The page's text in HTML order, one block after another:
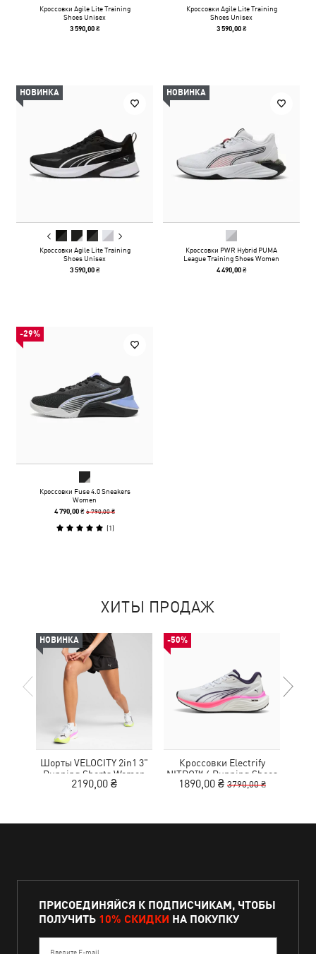
Кроссовки Agile Lite Training
Shoes Unisex
3 590,00 ₴
Кроссовки Agile Lite Training
Shoes Unisex
3 590,00 ₴
НОВИНКА
Кроссовки Agile Lite Training
Shoes Unisex
3 590,00 ₴
НОВИНКА
Кроссовки PWR Hybrid PUMA
League Training Shoes Women
4 490,00 ₴
-29%
Кроссовки Fuse 4.0 Sneakers
Women
4 790,00 ₴6 790,00 ₴
(1)
ХИТЫ ПРОДАЖ
НОВИНКА
Шорты VELOCITY 2in1 3"
Running Shorts Women
2190,00 ₴
-50%
Кроссовки Electrify
NITRO™ 4 Running Shoes
Youth
1890,00 ₴ 3790,00 ₴
ПРИСОЕДИНЯЙСЯ К ПОДПИСЧИКАМ, ЧТОБЫ
ПОЛУЧИТЬ 10% СКИДКИ НА ПОКУПКУ
Введите E-mail